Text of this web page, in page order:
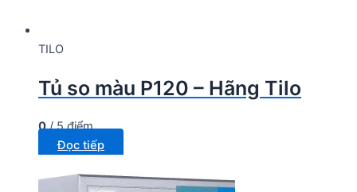
TILO
Tủ so màu P120 – Hãng Tilo
0/ 5 điểm
Đọc tiếp